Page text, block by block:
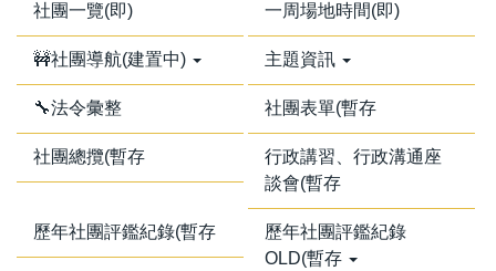
社團一覽(即) 一周場地時間(即)
🚧社團導航(建置中) 主題資訊
🔧法令彙整 社團表單(暫存
社團總攬(暫存
行政講習、行政溝通座
談會(暫存
歷年社團評鑑紀錄(暫存
歷年社團評鑑紀錄
OLD(暫存